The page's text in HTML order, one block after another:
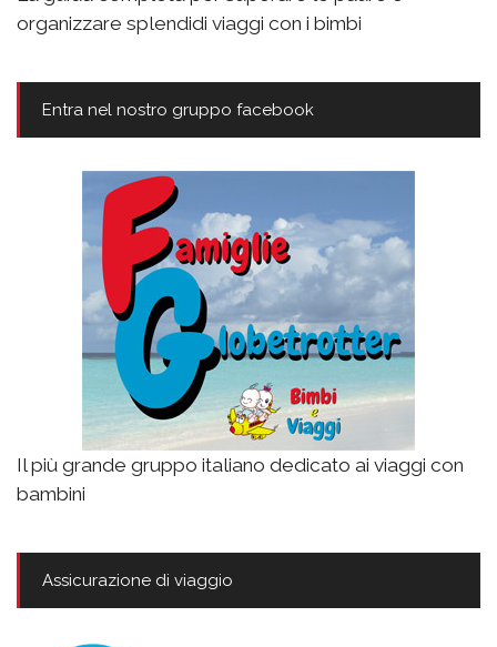
organizzare splendidi viaggi con i bimbi
Entra nel nostro gruppo facebook
Il più grande gruppo italiano dedicato ai viaggi con
bambini
Assicurazione di viaggio